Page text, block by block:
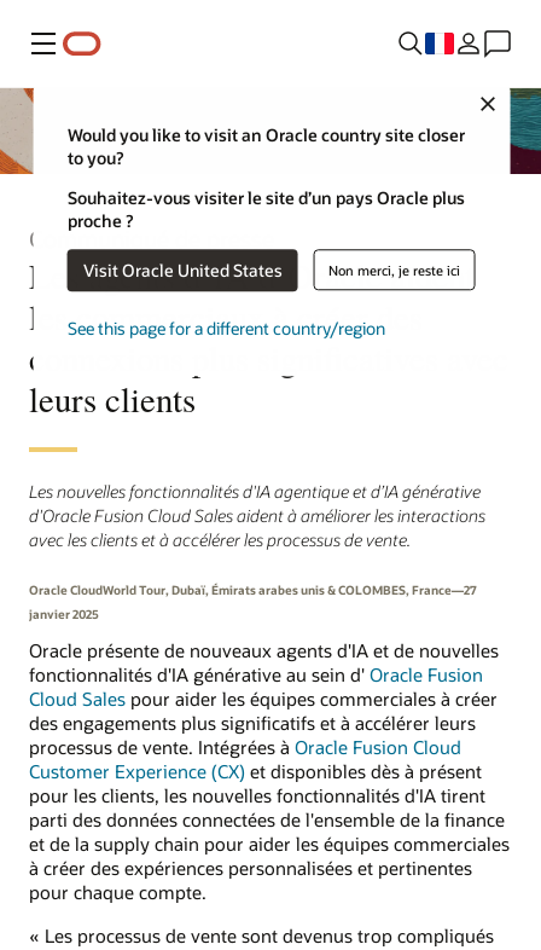
Menu
Close
Would you like to visit an Oracle country site closer
to you?
Souhaitez-vous visiter le site d’un pays Oracle plus
proche ?
Visit Oracle United States Non merci, je reste ici
See this page for a different country/region
Communiqué de presse
Les agents d’IA d’Oracle aident
les commerciaux à créer des
connexions plus significatives avec
leurs clients
Les nouvelles fonctionnalités d'IA agentique et d’IA générative
d'Oracle Fusion Cloud Sales aident à améliorer les interactions
avec les clients et à accélérer les processus de vente.
Oracle CloudWorld Tour, Dubaï, Émirats arabes unis & COLOMBES, France—27
janvier 2025
Oracle présente de nouveaux agents d'IA et de nouvelles
fonctionnalités d'IA générative au sein d' Oracle Fusion
Cloud Sales pour aider les équipes commerciales à créer
des engagements plus significatifs et à accélérer leurs
processus de vente. Intégrées à Oracle Fusion Cloud
Customer Experience (CX) et disponibles dès à présent
pour les clients, les nouvelles fonctionnalités d'IA tirent
parti des données connectées de l'ensemble de la finance
et de la supply chain pour aider les équipes commerciales
à créer des expériences personnalisées et pertinentes
pour chaque compte.
« Les processus de vente sont devenus trop compliqués